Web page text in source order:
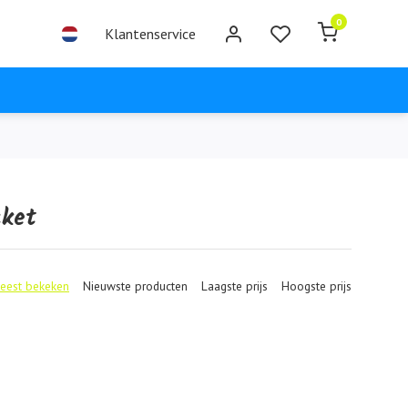
Klantenservice
0
bekeken Nieuwste producten Laagste prijs Hoogste prijs